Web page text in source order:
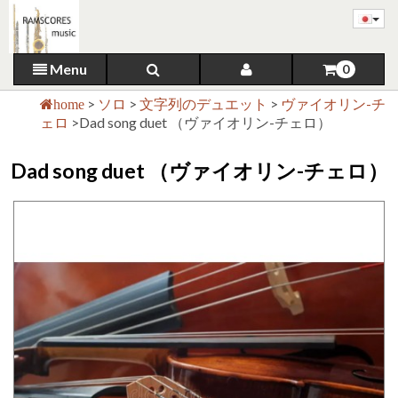
Menu 0
home > ソロ > 文字列のデュエット > ヴァイオリン-チ
ェロ >Dad song duet （ヴァイオリン-チェロ）
Dad song duet （ヴァイオリン-チェロ）